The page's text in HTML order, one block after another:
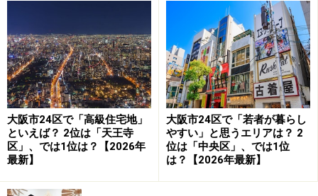
大阪市24区で「高級住宅地」
といえば？ 2位は「天王寺
区」、では1位は？【2026年
最新】
大阪市24区で「若者が暮らし
やすい」と思うエリアは？ 2
位は「中央区」、では1位
は？【2026年最新】